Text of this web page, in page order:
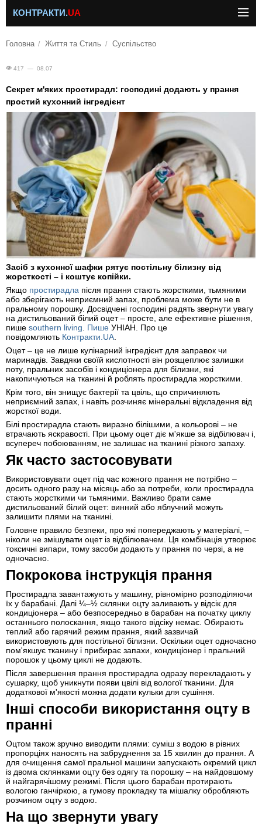
КОНТРАКТИ.UA
Головна Життя та Стиль Суспільство
417 — 08.07
Секрет м'яких простирадл: господині додають у прання
простий кухонний інгредієнт
Засіб з кухонної шафки рятує постільну білизну від
жорсткості – і коштує копійки.
Якщо простирадла після прання стають жорсткими, тьмяними
або зберігають неприємний запах, проблема може бути не в
пральному порошку. Досвідчені господині радять звернути увагу
на дистильований білий оцет – просте, але ефективне рішення,
пише southern living Пише УНІАН. Про це
повідомляють Контракти.UA
Оцет – це не лише кулінарний інгредієнт для заправок чи
маринадів. Завдяки своїй кислотності він розщеплює залишки
поту, пральних засобів і кондиціонера для білизни, які
накопичуються на тканині й роблять простирадла жорсткими.
Крім того, він знищує бактерії та цвіль, що спричиняють
неприємний запах, і навіть розчиняє мінеральні відкладення від
жорсткої води.
Білі простирадла стають виразно білішими, а кольорові – не
втрачають яскравості. При цьому оцет діє м'якше за відбілювач і,
всупереч побоюванням, не залишає на тканині різкого запаху.
Як часто застосовувати
Використовувати оцет під час кожного прання не потрібно –
досить одного разу на місяць або за потреби, коли простирадла
стають жорсткими чи тьмяними. Важливо брати саме
дистильований білий оцет: винний або яблучний можуть
залишити плями на тканині.
Головне правило безпеки, про які попереджають у матеріалі, –
ніколи не змішувати оцет із відбілювачем. Ця комбінація утворює
токсичні випари, тому засоби додають у прання по черзі, а не
одночасно.
Покрокова інструкція прання
Простирадла завантажують у машину, рівномірно розподіляючи
їх у барабані. Далі ¼–½ склянки оцту заливають у відсік для
кондиціонера – або безпосередньо в барабан на початку циклу
останнього полоскання, якщо такого відсіку немає. Обирають
теплий або гарячий режим прання, який зазвичай
використовують для постільної білизни. Оскільки оцет одночасно
пом'якшує тканину і прибирає запахи, кондиціонер і пральний
порошок у цьому циклі не додають.
Після завершення прання простирадла одразу перекладають у
сушарку, щоб уникнути появи цвілі від вологої тканини. Для
додаткової м'якості можна додати кульки для сушіння.
Інші способи використання оцту в
пранні
Оцтом також зручно виводити плями: суміш з водою в рівних
пропорціях наносять на забруднення за 15 хвилин до прання. А
для очищення самої пральної машини запускають окремий цикл
із двома склянками оцту без одягу та порошку – на найдовшому
й найгарячішому режимі. Після цього барабан протирають
вологою ганчіркою, а гумову прокладку та мішалку обробляють
розчином оцту з водою.
На що звернути увагу